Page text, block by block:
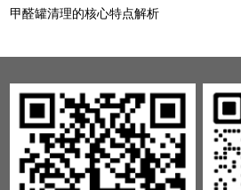
甲醛罐清理的核心特点解析